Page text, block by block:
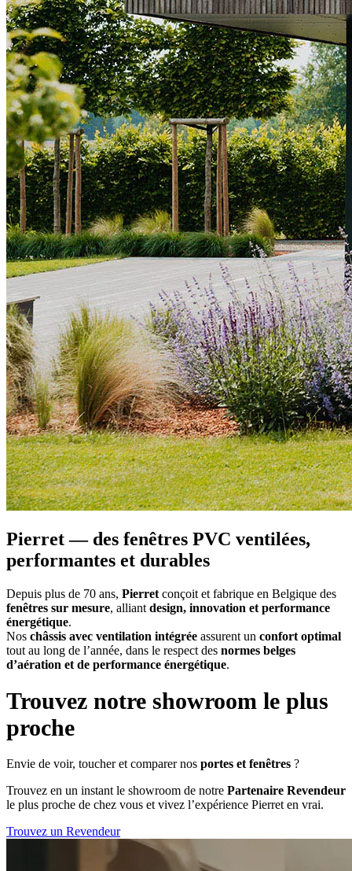
Pierret — des fenêtres PVC ventilées,
performantes et durables
Depuis plus de 70 ans, Pierret conçoit et fabrique en Belgique des
fenêtres sur mesure, alliant design, innovation et performance
énergétique.
Nos châssis avec ventilation intégrée assurent un confort optimal
tout au long de l’année, dans le respect des normes belges
d’aération et de performance énergétique.
Trouvez notre showroom le plus
proche
Envie de voir, toucher et comparer nos portes et fenêtres ?
Trouvez en un instant le showroom de notre Partenaire Revendeur
le plus proche de chez vous et vivez l’expérience Pierret en vrai.
Trouvez un Revendeur